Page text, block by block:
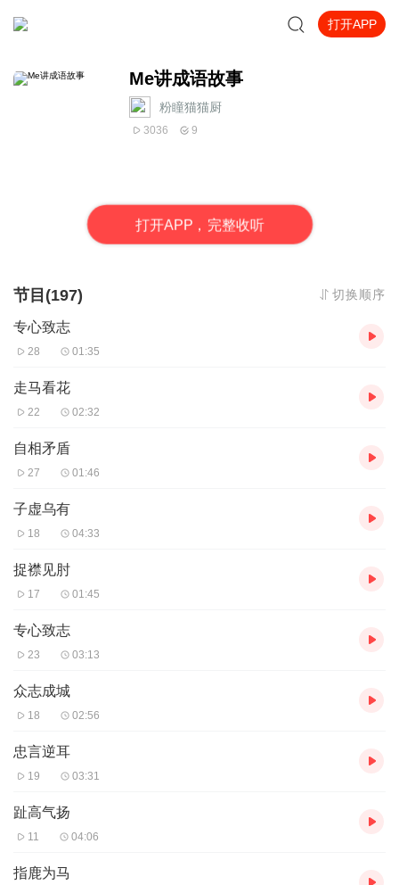
打开APP
Me讲成语故事
粉瞳猫猫厨
3036 9
打开APP，完整收听
节目(197) 切换顺序
专心致志
28 01:35
走马看花
22 02:32
自相矛盾
27 01:46
子虚乌有
18 04:33
捉襟见肘
17 01:45
专心致志
23 03:13
众志成城
18 02:56
忠言逆耳
19 03:31
趾高气扬
11 04:06
指鹿为马